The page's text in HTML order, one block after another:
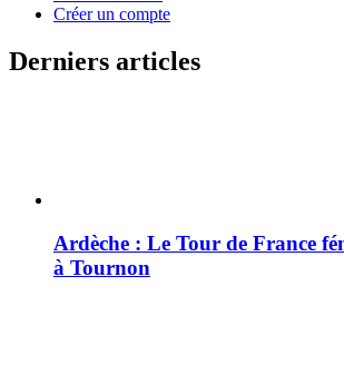
Créer un compte
Derniers articles
Ardèche : Le Tour de France
à Tournon